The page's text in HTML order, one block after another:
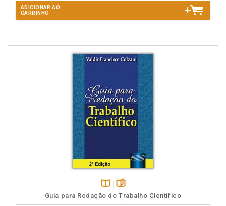
ADICIONAR AO
CARRINHO
Disponível
na
páginas
Guia para Redação do Trabalho Científico